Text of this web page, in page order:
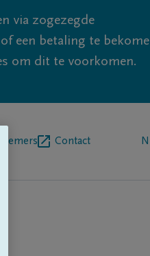
via zogezegde
een betaling te
om dit te voorkomen.
Contact